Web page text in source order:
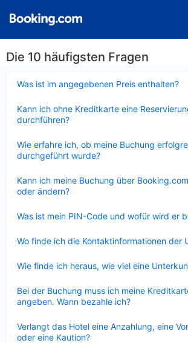
Die 10 häufigsten Fragen
Was ist im angegebenen Preis enthalten?
Kann ich ohne Kreditkarte eine
durchführen?
Wie erfahre ich, ob meine Buchung
durchgeführt wurde?
Kann ich meine Buchung über
oder ändern?
Was ist mein PIN-Code und wofür wird er
Wo finde ich die Kontaktinformationen der
Wie finde ich heraus, wie viel eine
Bei der Buchung muss ich meine
angeben. Wann bezahle ich?
Verlangt das Hotel eine Anzahlung, eine
oder eine Kaution?